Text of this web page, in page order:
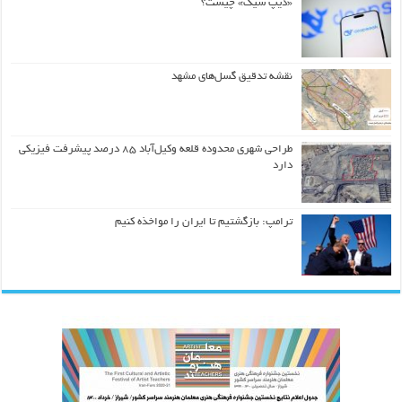
«دیپ سیک» چیست؟
نقشه تدقیق گسل‌های مشهد
طراحی شهری محدوده قلعه وکیل‌آباد ۸۵ درصد پیشرفت فیزیکی
دارد
ترامپ: بازگشتیم تا ایران را مواخذه کنیم